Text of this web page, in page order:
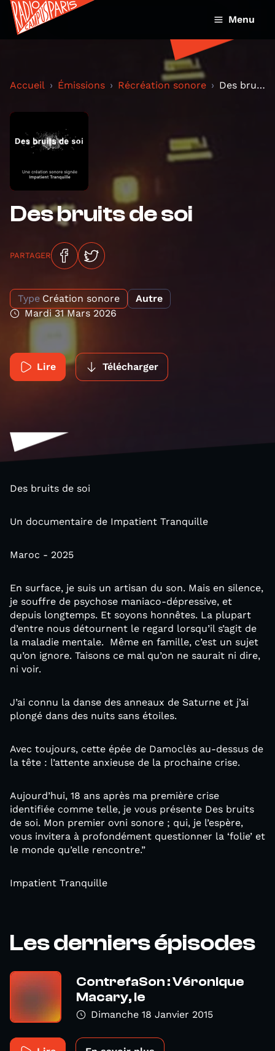
Menu
Accueil Émissions Récréation sonore Des bruits de soi
Des bruits de soi
PARTAGER
Type Création sonore
Autre
Mardi 31 Mars 2026
Lire Télécharger
Des bruits de soi
Un documentaire de Impatient Tranquille
Maroc - 2025
En surface, je suis un artisan du son. Mais en silence,
je souffre de psychose maniaco-dépressive, et
depuis longtemps. Et soyons honnêtes. La plupart
d’entre nous détournent le regard lorsqu’il s’agit de
la maladie mentale. Même en famille, c’est un sujet
qu’on ignore. Taisons ce mal qu’on ne saurait ni dire,
ni voir.
J’ai connu la danse des anneaux de Saturne et j’ai
plongé dans des nuits sans étoiles.
Avec toujours, cette épée de Damoclès au-dessus de
la tête : l’attente anxieuse de la prochaine crise.
Aujourd’hui, 18 ans après ma première crise
identifiée comme telle, je vous présente Des bruits
de soi. Mon premier ovni sonore ; qui, je l’espère,
vous invitera à profondément questionner la ‘folie’ et
le monde qu’elle rencontre.”
Impatient Tranquille
Les derniers épisodes
ContrefaSon : Véronique
Macary, le
Dimanche 18 Janvier 2015